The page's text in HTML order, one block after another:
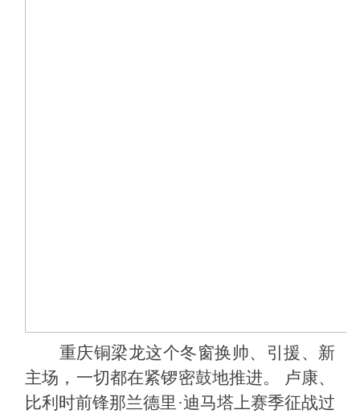
重庆铜梁龙这个冬窗换帅、引援、新
主场，一切都在紧锣密鼓地推进。
卢康、
比利时前锋那兰德里 ·迪马塔上赛季征战过